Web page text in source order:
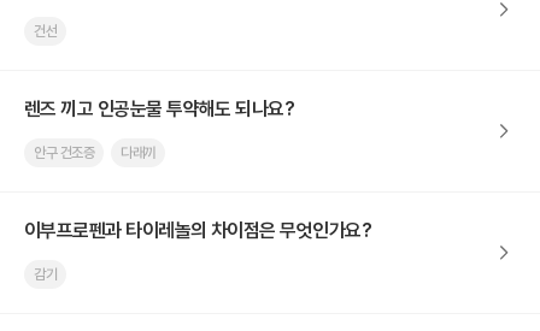
건선
렌즈 끼고 인공눈물 투약해도 되나요?
안구 건조증 다래끼
이부프로펜과 타이레놀의 차이점은 무엇인가요?
감기